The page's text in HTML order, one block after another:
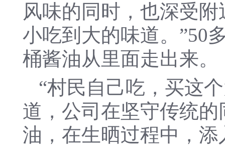
风味的同时，也深受
小吃到大的味道。”50
桶酱油从里面走出来。
“村民自己吃，买这
道，公司在坚守传统
油，在生晒过程中，